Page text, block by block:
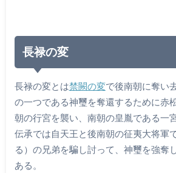
長禄の変
長禄の変とは禁闕の変で後南朝に奪い
の一つである神璽を奪還するために赤
朝の行宮を襲い、南朝の皇胤である一
伝承では自天王と後南朝の征夷大将軍
る）の兄弟を騙し討って、神璽を強奪
ある。